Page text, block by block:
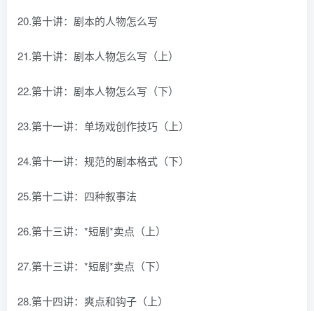
20.第十讲：剧本的人物怎么写
21.第十讲：剧本人物怎么写（上）
22.第十讲：剧本人物怎么写（下）
23.第十一讲：单场戏创作技巧（上）
24.第十一讲：规范的剧本格式（下）
25.第十二讲：四种叙事法
26.第十三讲：*短剧*卖点（上）
27.第十三讲：*短剧*卖点（下）
28.第十四讲：爽点和钩子（上）